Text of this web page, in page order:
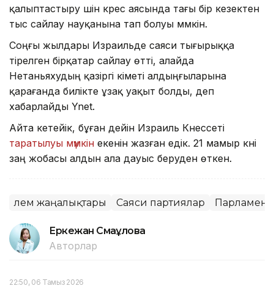
қалыптастыру үшін күрес аясында тағы бір кезектен
тыс сайлау науқанына тап болуы мүмкін.
Соңғы жылдары Израильде саяси тығырыққа
тірелген бірқатар сайлау өтті, алайда
Нетаньяхудың қазіргі үкіметі алдыңғыларына
қарағанда билікте ұзақ уақыт болды, деп
хабарлайды Ynet.
Айта кетейік, бұған дейін Израиль Кнессеті
таратылуы мүмкін екенін жазған едік. 21 мамыр күні
заң жобасы алдын ала дауыс беруден өткен.
Әлем жаңалықтары Саяси партиялар Парламент
Еркежан Смағұлова
Авторлар
22:50, 06 Тамыз 2026